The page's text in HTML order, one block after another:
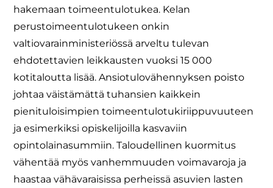
hakemaan toimeentulotukea. Kelan
perustoimeentulotukeen onkin
valtiovarainministeriössä arveltu tulevan
ehdotettavien leikkausten vuoksi 15 000
kotitaloutta lisää. Ansiotulovähennyksen poisto
johtaa väistämättä tuhansien kaikkein
pienituloisimpien toimeentulotukiriippuvuuteen
ja esimerkiksi opiskelijoilla kasvaviin
opintolainasummiin. Taloudellinen kuormitus
vähentää myös vanhemmuuden voimavaroja ja
haastaa vähävaraisissa perheissä asuvien lasten